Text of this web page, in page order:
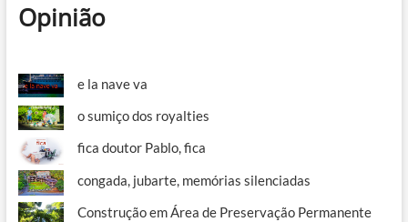
Opinião
e la nave va
o sumiço dos royalties
fica doutor Pablo, fica
congada, jubarte, memórias silenciadas
Construção em Área de Preservação Permanente